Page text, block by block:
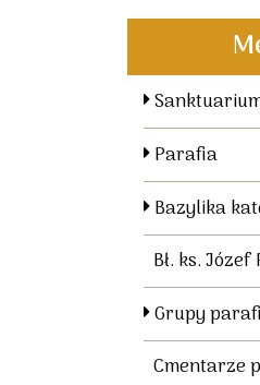
Parafia
Bazylika
Bł. ks.
Grupy
Cmentarze